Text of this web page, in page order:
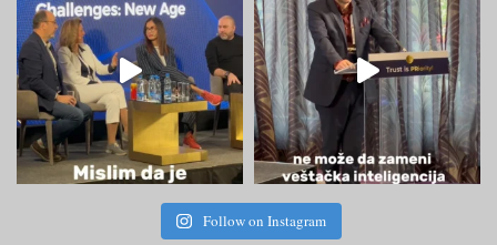
Follow on Instagram